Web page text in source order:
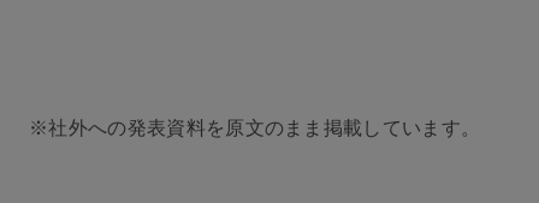
※社外への発表資料を原文のまま掲載しています。